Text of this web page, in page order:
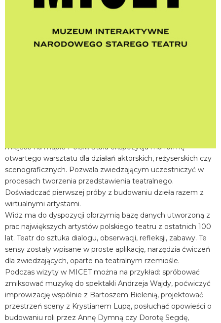
Kraków
data i godzina:
05.06.2026, g. 16:45
miejsce na mapie Polski. Stała ekspozycja ma formę
otwartego warsztatu dla działań aktorskich, reżyserskich czy
scenograficznych. Pozwala zwiedzającym uczestniczyć w
procesach tworzenia przedstawienia teatralnego.
Doświadczać pierwszej próby z budowaniu dzieła razem z
wirtualnymi artystami.
Widz ma do dyspozycji olbrzymią bazę danych utworzoną z
prac największych artystów polskiego teatru z ostatnich 100
lat. Teatr do sztuka dialogu, obserwacji, refleksji, zabawy. Te
sensy zostały wpisane w proste aplikację, narzędzia ćwiczeń
dla zwiedzających, oparte na teatralnym rzemiośle.
Podczas wizyty w MICET można na przykład: spróbować
zmiksować muzykę do spektakli Andrzeja Wajdy, poćwiczyć
improwizację wspólnie z Bartoszem Bielenią, projektować
przestrzeń sceny z Krystianem Lupą, posłuchać opowieści o
budowaniu roli przez Annę Dymną czy Dorotę Segdę,